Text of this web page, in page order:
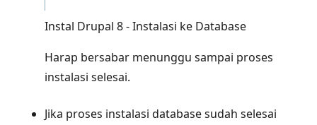
Instal Drupal 8 - Instalasi ke Database
Harap bersabar menunggu sampai proses
instalasi selesai.
Jika proses instalasi database sudah selesai